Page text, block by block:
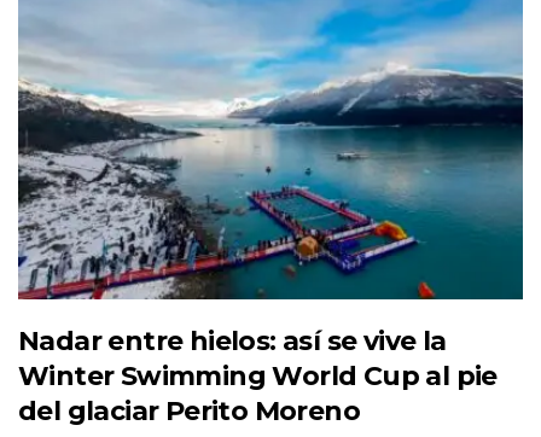
Nadar entre hielos: así se vive la
Winter Swimming World Cup al pie
del glaciar Perito Moreno